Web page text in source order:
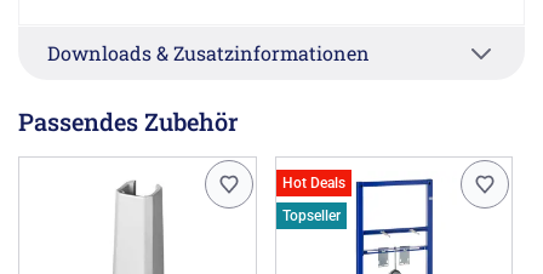
Downloads & Zusatzinformationen
Passendes Zubehör
Hot Deals
Topseller